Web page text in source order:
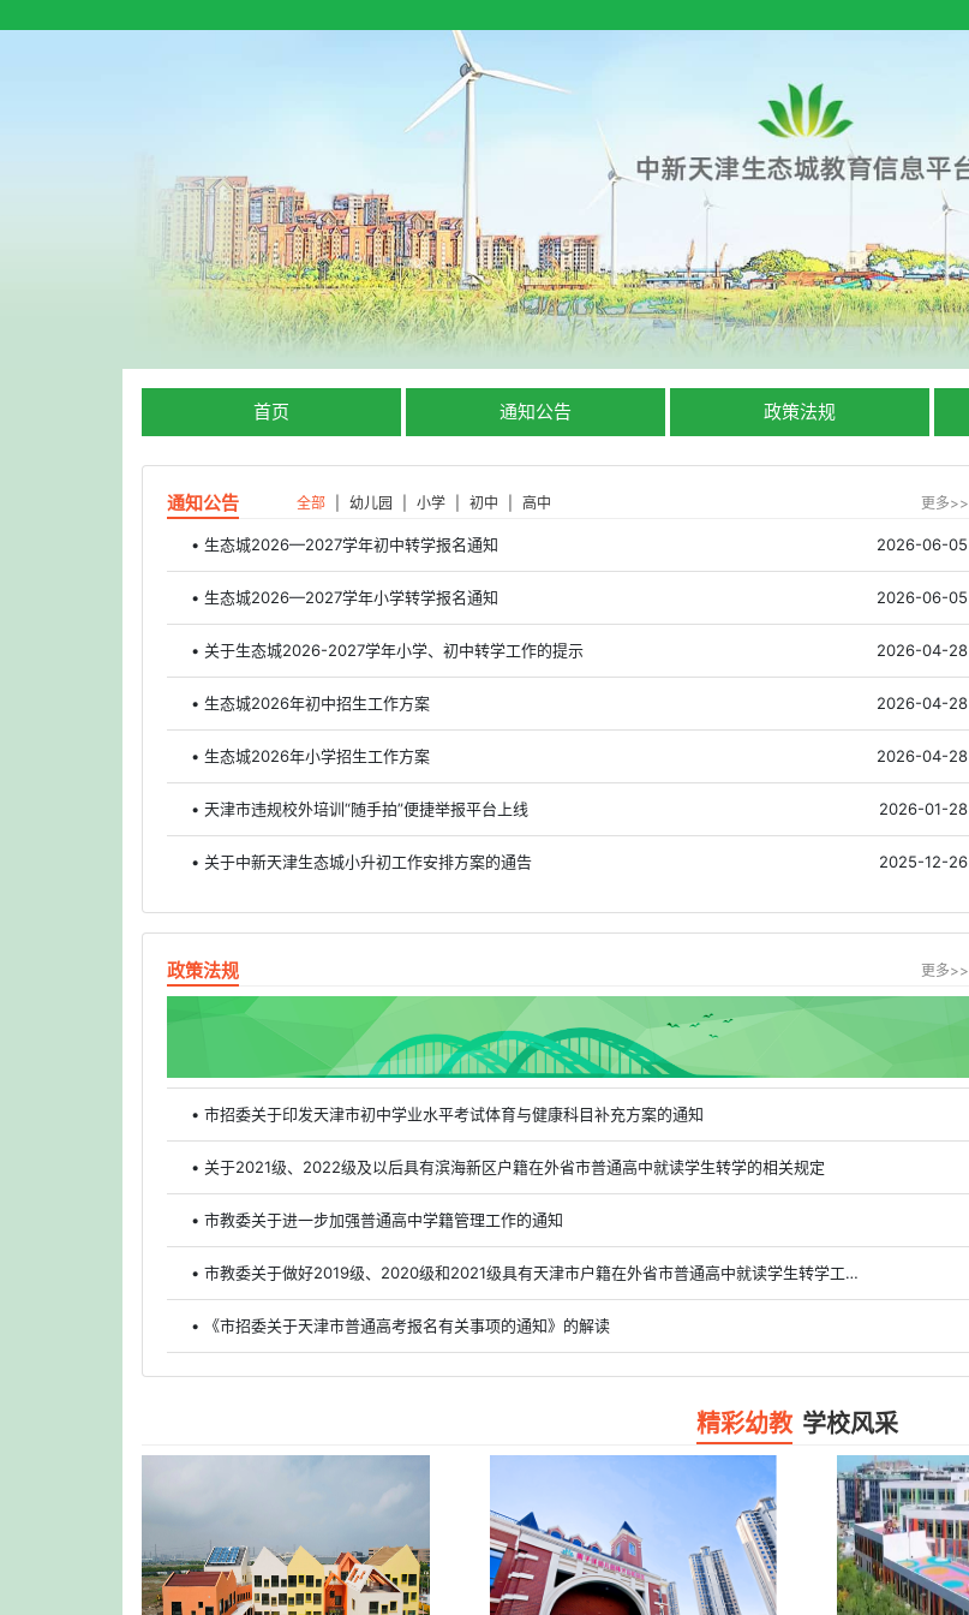
首页 通知公告 政策法规
通知公告 全部 幼儿园 小学 初中 高中 更多>>
• 生态城2026—2027学年初中转学报名通知 2026-06-05
• 生态城2026—2027学年小学转学报名通知 2026-06-05
• 关于生态城2026-2027学年小学、初中转学工作的提示 2026-04-28
• 生态城2026年初中招生工作方案 2026-04-28
• 生态城2026年小学招生工作方案 2026-04-28
• 天津市违规校外培训“随手拍”便捷举报平台上线 2026-01-28
• 关于中新天津生态城小升初工作安排方案的通告 2025-12-26
政策法规 更多>>
• 市招委关于印发天津市初中学业水平考试体育与健康科目补充方案的通知
• 关于2021级、2022级及以后具有滨海新区户籍在外省市普通高中就读学生转学的相关规定
• 市教委关于进一步加强普通高中学籍管理工作的通知
• 市教委关于做好2019级、2020级和2021级具有天津市户籍在外省市普通高中就读学生转学工作的通知
• 《市招委关于天津市普通高考报名有关事项的通知》的解读
精彩幼教 学校风采